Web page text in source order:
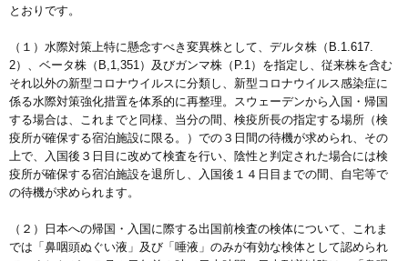
とおりです。
（１）水際対策上特に懸念すべき変異株として、デルタ株（B.1.617.
2）、ベータ株（B,1,351）及びガンマ株（P.1）を指定し、従来株を含む
それ以外の新型コロナウイルスに分類し、新型コロナウイルス感染症に
係る水際対策強化措置を体系的に再整理。スウェーデンから入国・帰国
する場合は、これまでと同様、当分の間、検疫所長の指定する場所（検
疫所が確保する宿泊施設に限る。）での３日間の待機が求められ、その
上で、入国後３日目に改めて検査を行い、陰性と判定された場合には検
疫所が確保する宿泊施設を退所し、入国後１４日目までの間、自宅等で
の待機が求められます。
（２）日本への帰国・入国に際する出国前検査の検体について、これま
では「鼻咽頭ぬぐい液」及び「唾液」のみが有効な検体として認められ